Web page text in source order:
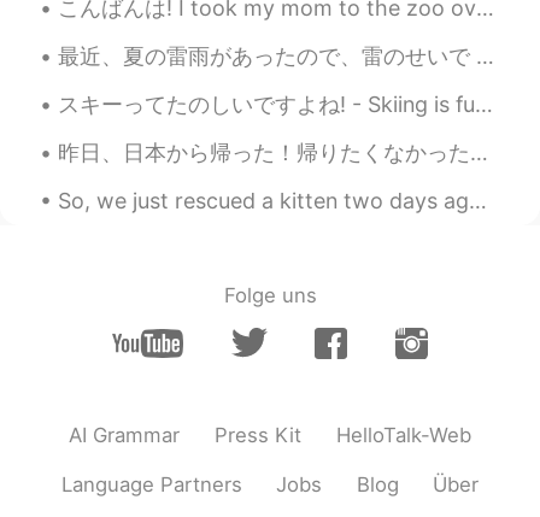
ernest 2020.08.29 02:18
EN
もやりたいですか？😁
ernest 2020.08.29 02:17
ってる。最初に友達教えてくれたけど。
ernest 2020.08.29 02:12
@カリン caffè latte 中毒
そうね！😜砂糖
入れすぎるダメ👎それはプロじゃないね。
😜 訂正ありがとう❗️😊
こんばんは! I took my mom to the zoo over the weekend for Mother's Day. The aquarium tank there wa...
最近、夏の雷雨があったので、雷のせいで 山火事も多くなった Recently there was a thunderstorm, so due to the lighting there is ...
スキーってたのしいですよね! - Skiing is fun! ⛷ I brought my camera this time. It was a rare weekday outing fo...
昨日、日本から帰った！帰りたくなかったけど笑笑！初めてだった！親友と親友の彼氏に行った！一緒に楽しんでいた！日本で日本語をたくさん使った！いい練習だった！色々な場所に行った！最初は東京後で、小田...
So, we just rescued a kitten two days ago. 🐈‍⬛ See my other posts for updates on that! — Long sto...
Folge uns
AI Grammar Press Kit HelloTalk-Web
Language Partners Jobs Blog Über